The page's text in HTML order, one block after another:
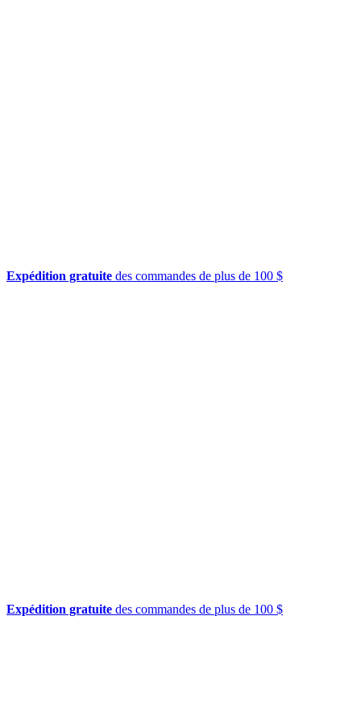
Expédition gratuite des commandes de plus de 100 $
Expédition gratuite des commandes de plus de 100 $